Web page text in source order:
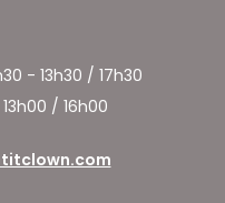
- 13h30 / 17h30
/ 16h00